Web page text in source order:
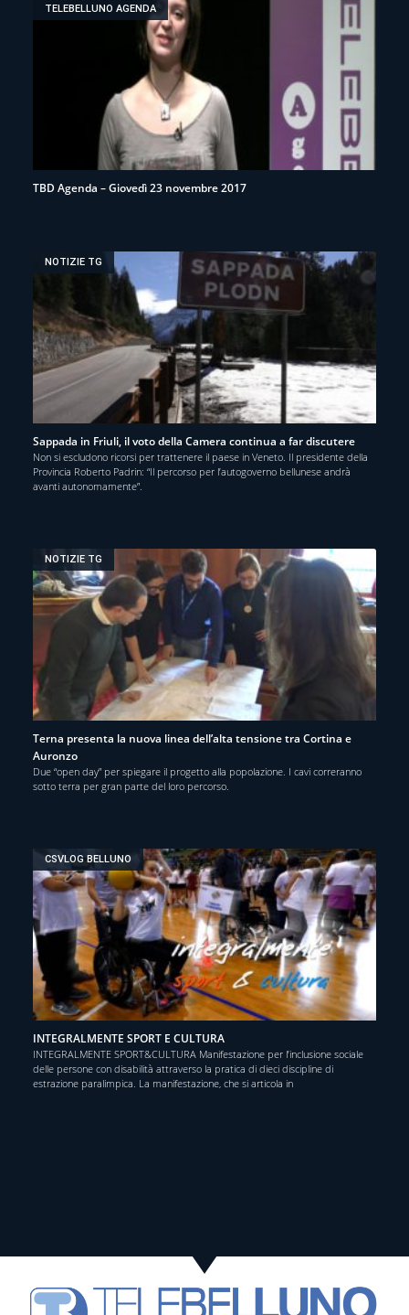
TELEBELLUNO AGENDA
TBD Agenda – Giovedì 23 novembre 2017
NOTIZIE TG
Sappada in Friuli, il voto della Camera continua a far discutere
Non si escludono ricorsi per trattenere il paese in Veneto. Il presidente della
Provincia Roberto Padrin: “Il percorso per l’autogoverno bellunese andrà
avanti autonomamente”.
NOTIZIE TG
Terna presenta la nuova linea dell’alta tensione tra Cortina e
Auronzo
Due “open day” per spiegare il progetto alla popolazione. I cavi correranno
sotto terra per gran parte del loro percorso.
CSVLOG BELLUNO
INTEGRALMENTE SPORT E CULTURA
INTEGRALMENTE SPORT&CULTURA Manifestazione per l’inclusione sociale
delle persone con disabilità attraverso la pratica di dieci discipline di
estrazione paralimpica. La manifestazione, che si articola in